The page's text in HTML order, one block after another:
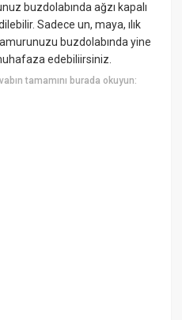
buzdolabında ağzı kapalı
Sadece un, maya, ılık
buzdolabında yine
edebiliirsiniz.
tamamını burada okuyun: